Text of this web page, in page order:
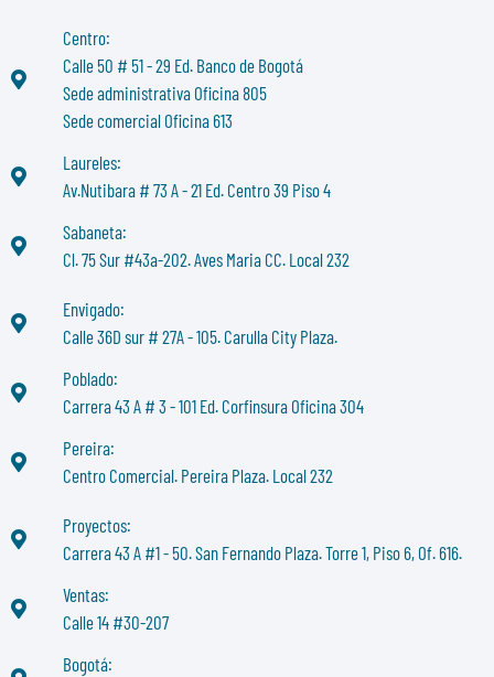
Centro:
Calle 50 # 51 - 29 Ed. Banco de Bogotá
Sede administrativa Oficina 805
Sede comercial Oficina 613
Laureles:
Av.Nutibara # 73 A - 21 Ed. Centro 39 Piso 4
Sabaneta:
Cl. 75 Sur #43a-202. Aves Maria CC. Local 232
Envigado:
Calle 36D sur # 27A - 105. Carulla City Plaza.
Poblado:
Carrera 43 A # 3 - 101 Ed. Corfinsura Oficina 304
Pereira:
Centro Comercial. Pereira Plaza. Local 232
Proyectos:
Carrera 43 A #1 - 50. San Fernando Plaza. Torre 1, Piso 6, Of. 616.
Ventas:
Calle 14 #30-207
Bogotá: